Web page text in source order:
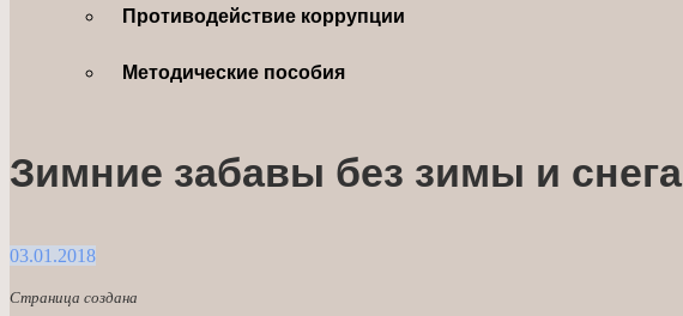
Противодействие коррупции
Методические пособия
Зимние забавы без зимы и снега
03.01.2018
Страница создана